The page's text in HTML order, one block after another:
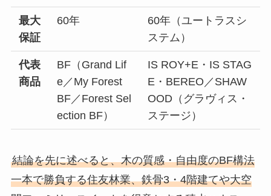
最大
保証
60年
60年（ユートラスシ
ステム）
代表
商品
BF（Grand Lif
e／My Forest
BF／Forest Sel
ection BF）
IS ROY+E・IS STAG
E・BEREO／SHAW
OOD（グラヴィス・
ステージ）
結論を先に述べると、木の質感・自由度のBF構法
一本で勝負する住友林業、鉄骨3・4階建てや大空